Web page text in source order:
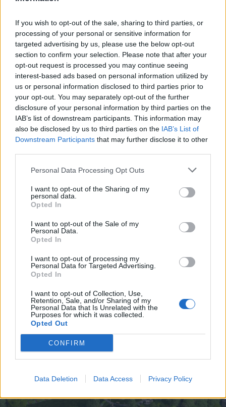
If you wish to opt-out of the sale, sharing to third parties, or
processing of your personal or sensitive information for
targeted advertising by us, please use the below opt-out
section to confirm your selection. Please note that after your
opt-out request is processed you may continue seeing
interest-based ads based on personal information utilized by
us or personal information disclosed to third parties prior to
your opt-out. You may separately opt-out of the further
disclosure of your personal information by third parties on the
IAB’s list of downstream participants. This information may
also be disclosed by us to third parties on the IAB’s List of
Downstream Participants that may further disclose it to other
Personal Data Processing Opt Outs
I want to opt-out of the Sharing of my
personal data.
Opted In
I want to opt-out of the Sale of my
Personal Data.
Opted In
I want to opt-out of processing my
Personal Data for Targeted Advertising.
Opted In
I want to opt-out of Collection, Use,
Retention, Sale, and/or Sharing of my
Personal Data that Is Unrelated with the
Purposes for which it was collected.
Opted Out
CONFIRM
Data Deletion Data Access Privacy Policy
Dinnyével megrakott teherautó
borult fel Lukafalván
2026. augusztus 06., csütörtök